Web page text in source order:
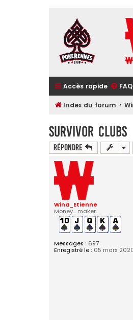
Accès rapide FAQ
Index du forum
Survivor Clubs
Répondre
Wina_Etienne
Money... maker.
Messages : 697
Enregistré le : 05 mars